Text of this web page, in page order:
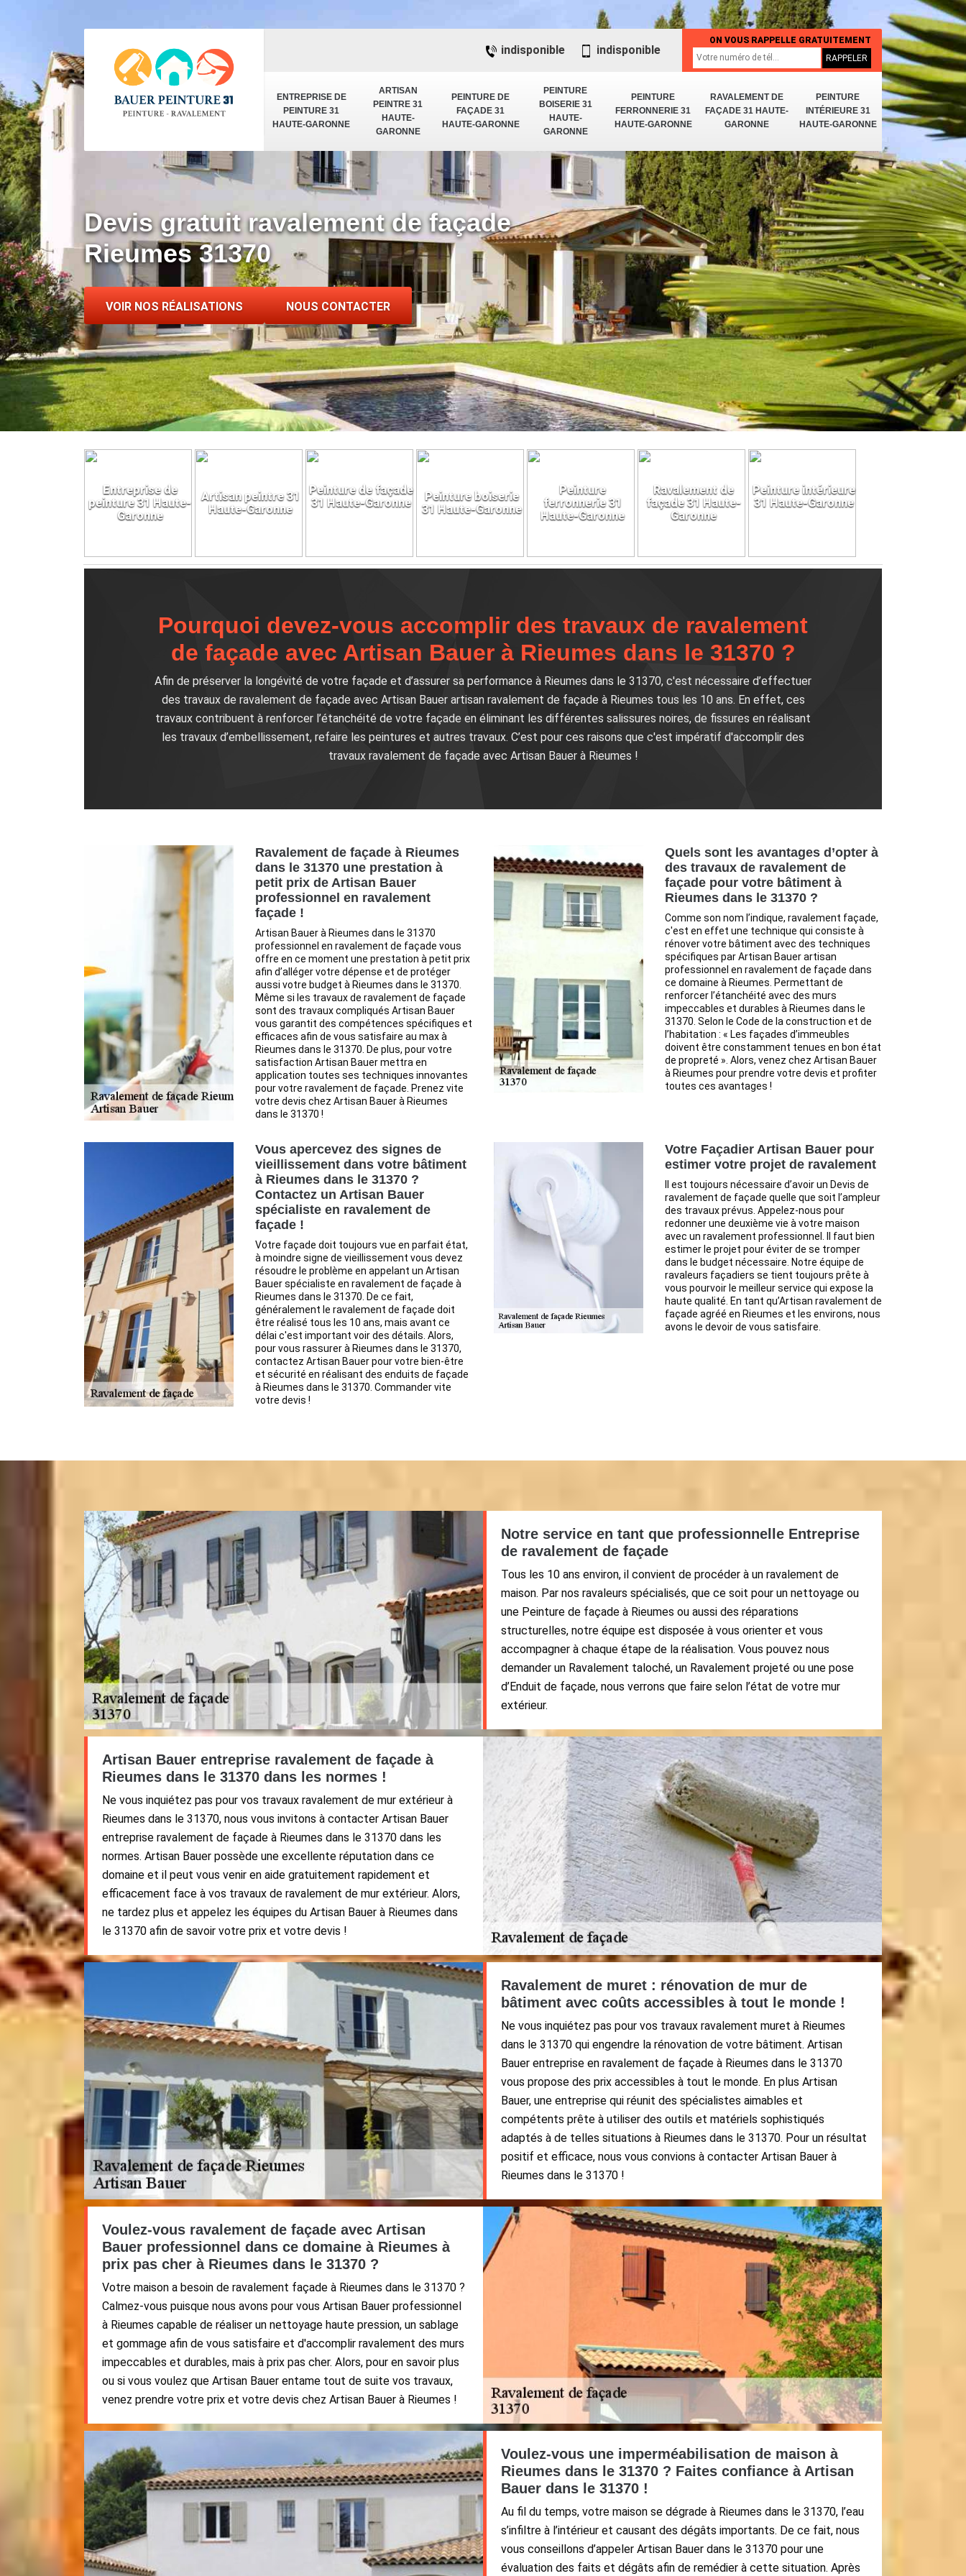
ENTREPRISE DE
PEINTURE 31
HAUTE-GARONNE
ARTISAN
PEINTRE 31
HAUTE-
GARONNE
PEINTURE DE
FAÇADE 31
HAUTE-GARONNE
PEINTURE
BOISERIE 31
HAUTE-
GARONNE
PEINTURE
FERRONNERIE 31
HAUTE-GARONNE
RAVALEMENT DE
FAÇADE 31 HAUTE-
GARONNE
PEINTURE
INTÉRIEURE 31
HAUTE-GARONNE
indisponible indisponible
ON VOUS RAPPELLE GRATUITEMENT
Devis gratuit ravalement de façade
Rieumes 31370
VOIR NOS RÉALISATIONS NOUS CONTACTER
Entreprise de
peinture 31 Haute-
Garonne
Artisan peintre 31
Haute-Garonne
Peinture de façade
31 Haute-Garonne
Peinture boiserie
31 Haute-Garonne
Peinture
ferronnerie 31
Haute-Garonne
Ravalement de
façade 31 Haute-
Garonne
Peinture intérieure
31 Haute-Garonne
Pourquoi devez-vous accomplir des travaux de ravalement
de façade avec Artisan Bauer à Rieumes dans le 31370 ?
Afin de préserver la longévité de votre façade et d’assurer sa performance à Rieumes dans le 31370, c'est nécessaire d’effectuer
des travaux de ravalement de façade avec Artisan Bauer artisan ravalement de façade à Rieumes tous les 10 ans. En effet, ces
travaux contribuent à renforcer l’étanchéité de votre façade en éliminant les différentes salissures noires, de fissures en réalisant
les travaux d’embellissement, refaire les peintures et autres travaux. C’est pour ces raisons que c'est impératif d'accomplir des
travaux ravalement de façade avec Artisan Bauer à Rieumes !
Ravalement de façade à Rieumes
dans le 31370 une prestation à
petit prix de Artisan Bauer
professionnel en ravalement
façade !
Artisan Bauer à Rieumes dans le 31370
professionnel en ravalement de façade vous
offre en ce moment une prestation à petit prix
afin d’alléger votre dépense et de protéger
aussi votre budget à Rieumes dans le 31370.
Même si les travaux de ravalement de façade
sont des travaux compliqués Artisan Bauer
vous garantit des compétences spécifiques et
efficaces afin de vous satisfaire au max à
Rieumes dans le 31370. De plus, pour votre
satisfaction Artisan Bauer mettra en
application toutes ses techniques innovantes
pour votre ravalement de façade. Prenez vite
votre devis chez Artisan Bauer à Rieumes
dans le 31370 !
Quels sont les avantages d’opter à
des travaux de ravalement de
façade pour votre bâtiment à
Rieumes dans le 31370 ?
Comme son nom l’indique, ravalement façade,
c'est en effet une technique qui consiste à
rénover votre bâtiment avec des techniques
spécifiques par Artisan Bauer artisan
professionnel en ravalement de façade dans
ce domaine à Rieumes. Permettant de
renforcer l’étanchéité avec des murs
impeccables et durables à Rieumes dans le
31370. Selon le Code de la construction et de
l’habitation : « Les façades d’immeubles
doivent être constamment tenues en bon état
de propreté ». Alors, venez chez Artisan Bauer
à Rieumes pour prendre votre devis et profiter
toutes ces avantages !
Vous apercevez des signes de
vieillissement dans votre bâtiment
à Rieumes dans le 31370 ?
Contactez un Artisan Bauer
spécialiste en ravalement de
façade !
Votre façade doit toujours vue en parfait état,
à moindre signe de vieillissement vous devez
résoudre le problème en appelant un Artisan
Bauer spécialiste en ravalement de façade à
Rieumes dans le 31370. De ce fait,
généralement le ravalement de façade doit
être réalisé tous les 10 ans, mais avant ce
délai c'est important voir des détails. Alors,
pour vous rassurer à Rieumes dans le 31370,
contactez Artisan Bauer pour votre bien-être
et sécurité en réalisant des enduits de façade
à Rieumes dans le 31370. Commander vite
votre devis !
Votre Façadier Artisan Bauer pour
estimer votre projet de ravalement
Il est toujours nécessaire d’avoir un Devis de
ravalement de façade quelle que soit l’ampleur
des travaux prévus. Appelez-nous pour
redonner une deuxième vie à votre maison
avec un ravalement professionnel. Il faut bien
estimer le projet pour éviter de se tromper
dans le budget nécessaire. Notre équipe de
ravaleurs façadiers se tient toujours prête à
vous pourvoir le meilleur service qui expose la
haute qualité. En tant qu’Artisan ravalement de
façade agréé en Rieumes et les environs, nous
avons le devoir de vous satisfaire.
Notre service en tant que professionnelle Entreprise
de ravalement de façade
Tous les 10 ans environ, il convient de procéder à un ravalement de
maison. Par nos ravaleurs spécialisés, que ce soit pour un nettoyage ou
une Peinture de façade à Rieumes ou aussi des réparations
structurelles, notre équipe est disposée à vous orienter et vous
accompagner à chaque étape de la réalisation. Vous pouvez nous
demander un Ravalement taloché, un Ravalement projeté ou une pose
d’Enduit de façade, nous verrons que faire selon l’état de votre mur
extérieur.
Artisan Bauer entreprise ravalement de façade à
Rieumes dans le 31370 dans les normes !
Ne vous inquiétez pas pour vos travaux ravalement de mur extérieur à
Rieumes dans le 31370, nous vous invitons à contacter Artisan Bauer
entreprise ravalement de façade à Rieumes dans le 31370 dans les
normes. Artisan Bauer possède une excellente réputation dans ce
domaine et il peut vous venir en aide gratuitement rapidement et
efficacement face à vos travaux de ravalement de mur extérieur. Alors,
ne tardez plus et appelez les équipes du Artisan Bauer à Rieumes dans
le 31370 afin de savoir votre prix et votre devis !
Ravalement de muret : rénovation de mur de
bâtiment avec coûts accessibles à tout le monde !
Ne vous inquiétez pas pour vos travaux ravalement muret à Rieumes
dans le 31370 qui engendre la rénovation de votre bâtiment. Artisan
Bauer entreprise en ravalement de façade à Rieumes dans le 31370
vous propose des prix accessibles à tout le monde. En plus Artisan
Bauer, une entreprise qui réunit des spécialistes aimables et
compétents prête à utiliser des outils et matériels sophistiqués
adaptés à de telles situations à Rieumes dans le 31370. Pour un résultat
positif et efficace, nous vous convions à contacter Artisan Bauer à
Rieumes dans le 31370 !
Voulez-vous ravalement de façade avec Artisan
Bauer professionnel dans ce domaine à Rieumes à
prix pas cher à Rieumes dans le 31370 ?
Votre maison a besoin de ravalement façade à Rieumes dans le 31370 ?
Calmez-vous puisque nous avons pour vous Artisan Bauer professionnel
à Rieumes capable de réaliser un nettoyage haute pression, un sablage
et gommage afin de vous satisfaire et d'accomplir ravalement des murs
impeccables et durables, mais à prix pas cher. Alors, pour en savoir plus
ou si vous voulez que Artisan Bauer entame tout de suite vos travaux,
venez prendre votre prix et votre devis chez Artisan Bauer à Rieumes !
Voulez-vous une imperméabilisation de maison à
Rieumes dans le 31370 ? Faites confiance à Artisan
Bauer dans le 31370 !
Au fil du temps, votre maison se dégrade à Rieumes dans le 31370, l’eau
s’infiltre à l’intérieur et causant des dégâts importants. De ce fait, nous
vous conseillons d’appeler Artisan Bauer dans le 31370 pour une
évaluation des faits et dégâts afin de remédier à cette situation. Après